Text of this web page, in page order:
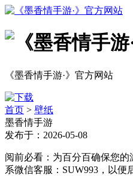
《墨香情手游·》官方网站
首页 > 壁纸
墨香情手游
发布于：2026-05-08
阅前必看：为百分百确保您
系微信客服：SUW993，以